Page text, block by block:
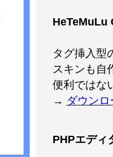
HeTeMuLu
タグ挿入型
スキンも自
便利ではな
→ ダウン
PHPエディ